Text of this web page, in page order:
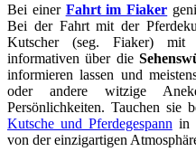
Bei einer Fahrt im Fiaker
Bei der Fahrt mit der
Kutscher (seg. Fiaker) mit
informativen über die
informieren lassen und
oder andere witzige
Persönlichkeiten. Tauchen sie
Kutsche und Pferdegespann in
von der einzigartigen